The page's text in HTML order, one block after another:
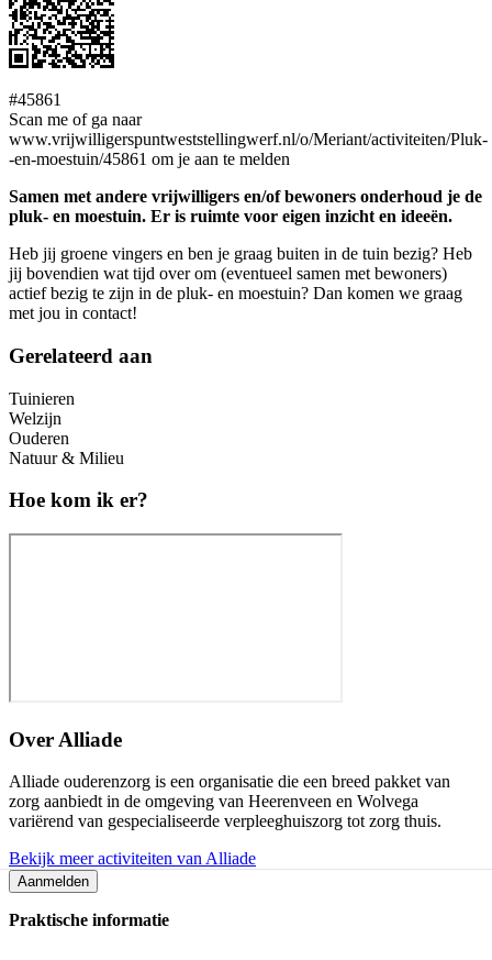
#45861
Scan me of ga naar
www.vrijwilligerspuntweststellingwerf.nl/o/Meriant/activiteiten/Pluk-
-en-moestuin/45861 om je aan te melden
Samen met andere vrijwilligers en/of bewoners onderhoud je de
pluk- en moestuin. Er is ruimte voor eigen inzicht en ideeën.
Heb jij groene vingers en ben je graag buiten in de tuin bezig? Heb
jij bovendien wat tijd over om (eventueel samen met bewoners)
actief bezig te zijn in de pluk- en moestuin? Dan komen we graag
met jou in contact!
Gerelateerd aan
Tuinieren
Welzijn
Ouderen
Natuur & Milieu
Hoe kom ik er?
Over Alliade
Alliade ouderenzorg is een organisatie die een breed pakket van
zorg aanbiedt in de omgeving van Heerenveen en Wolvega
variërend van gespecialiseerde verpleeghuiszorg tot zorg thuis.
Bekijk meer activiteiten van Alliade
Aanmelden
Praktische informatie